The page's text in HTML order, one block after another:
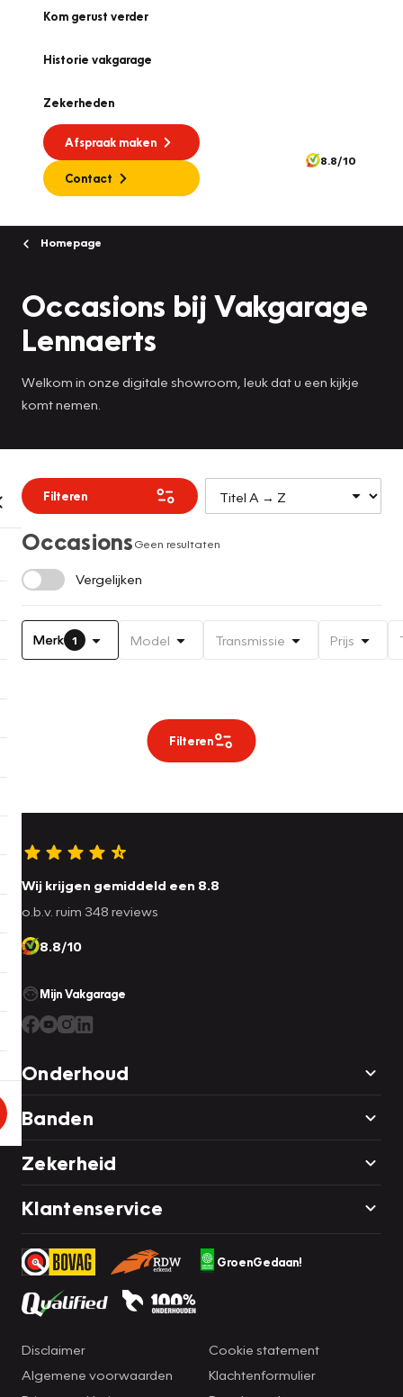
Kom gerust verder
Historie vakgarage
Zekerheden
Afspraak maken
Contact
8.8/10
Homepage
Occasions bij Vakgarage
Lennaerts
Welkom in onze digitale showroom, leuk dat u een kijkje
komt nemen.
Filteren
OccasionsGeen resultaten
Vergelijken
Merk 1 Model Transmissie Prijs
Filteren
Wij krijgen gemiddeld een 8.8
o.b.v. ruim 348 reviews
8.8/10
Mijn Vakgarage
Onderhoud
Banden
Zekerheid
Klantenservice
GroenGedaan!
Disclaimer
Algemene voorwaarden
Cookie statement
Klachtenformulier